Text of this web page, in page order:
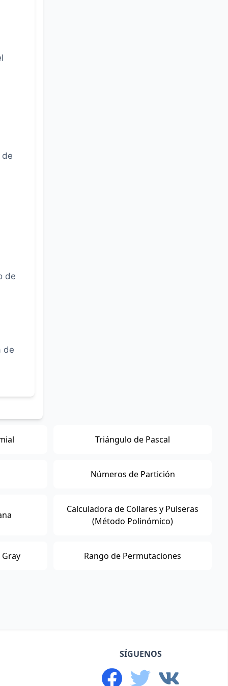
de
de
de
Triángulo de Pascal
Números de Partición
Calculadora de Collares y Pulseras
(Método Polinómico)
Rango de Permutaciones
SÍGUENOS